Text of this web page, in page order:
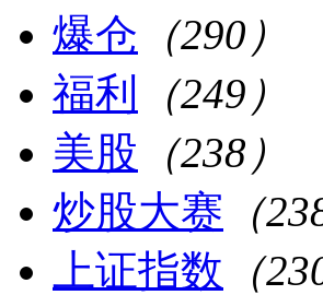
爆仓 （290）
福利
（249）
美股 （238）
炒股大赛 （
上证指数 （